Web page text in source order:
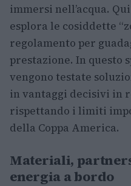
immersi nell’acqua.
esplora le cosiddette
regolamento per
prestazione. In questo
vengono testate
in vantaggi decisivi in
rispettando i limiti
della Coppa America.
Materiali,
energia a bordo